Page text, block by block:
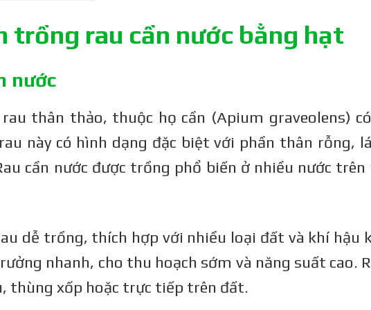
cây và xử lý sâu
trồng rau cần nước bằng hạt
nước
thân thảo, thuộc họ cần (Apium graveolens)
này có hình dạng đặc biệt với phần thân rỗng,
cần nước được trồng phổ biến ở nhiều nước
dễ trồng, thích hợp với nhiều loại đất và khí hậu
nhanh, cho thu hoạch sớm và năng suất cao.
thùng xốp hoặc trực tiếp trên đất.